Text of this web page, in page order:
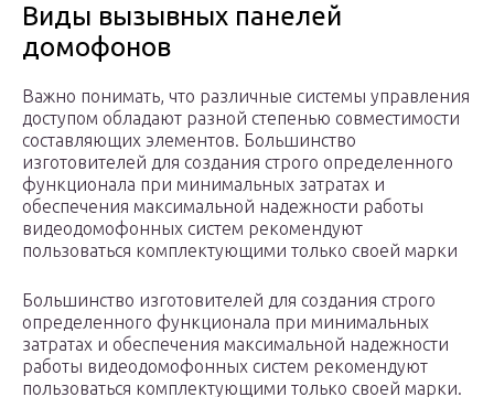
Виды вызывных панелей
домофонов
Важно понимать, что различные системы управления
доступом обладают разной степенью совместимости
составляющих элементов. Большинство
изготовителей для создания строго определенного
функционала при минимальных затратах и
обеспечения максимальной надежности работы
видеодомофонных систем рекомендуют
пользоваться комплектующими только своей марки
Большинство изготовителей для создания строго
определенного функционала при минимальных
затратах и обеспечения максимальной надежности
работы видеодомофонных систем рекомендуют
пользоваться комплектующими только своей марки.